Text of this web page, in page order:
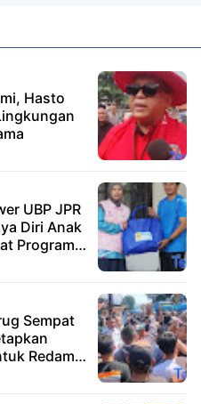
Hasto
UBP JPR
Diri Anak
Program
Sempat
Redam